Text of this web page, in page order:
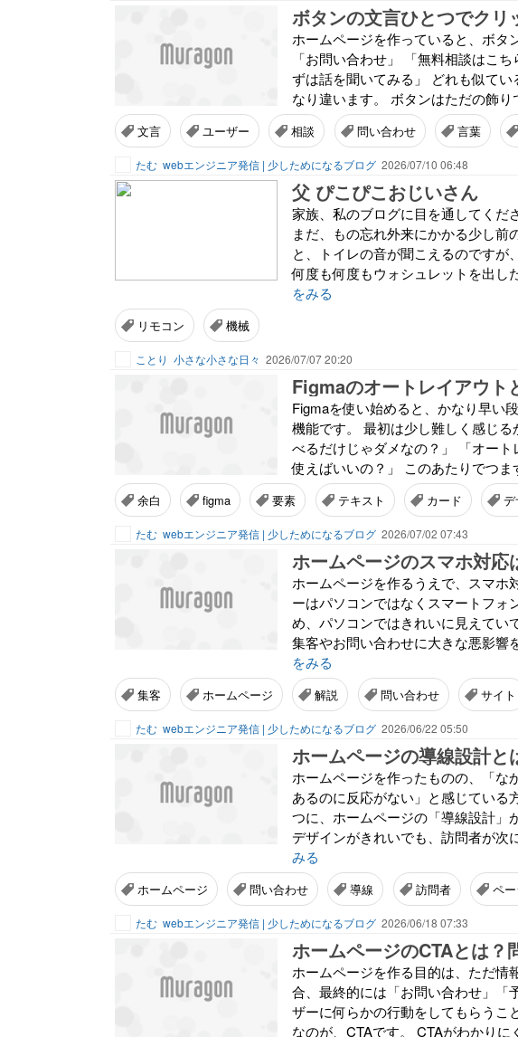
ボタンの文言ひとつでクリ
ホームページを作っていると、ボタ
「お問い合わせ」 「無料相談はこ
ずは話を聞いてみる」 どれも似て
なり違います。 ボタンはただの飾
文言 ユーザー 相談 問い合わせ 言葉
たむ webエンジニア発信 | 少しためになるブログ 2026/07/10 06:48
父 ぴこぴこおじいさん
家族、私のブログに目を通してくだ
まだ、もの忘れ外来にかかる少し前
と、トイレの音が聞こえるのです
何度も何度もウォシュレットを出し
をみる
リモコン 機械
ことり 小さな小さな日々 2026/07/07 20:20
Figmaのオートレイアウト
Figmaを使い始めると、かなり早い
機能です。 最初は少し難しく感じ
べるだけじゃダメなの？」 「オー
使えばいいの？」 このあたりでつ
余白 figma 要素 テキスト カード デ
たむ webエンジニア発信 | 少しためになるブログ 2026/07/02 07:43
ホームページを作るうえで、スマホ
ーはパソコンではなくスマートフォ
め、パソコンではきれいに見えてい
集客やお問い合わせに大きな悪影響
をみる
集客 ホームページ 解説 問い合わせ サイト
たむ webエンジニア発信 | 少しためになるブログ 2026/06/22 05:50
ホームページを作ったものの、「な
あるのに反応がない」と感じている
つに、ホームページの「導線設計」
デザインがきれいでも、訪問者が次
みる
ホームページ 問い合わせ 導線 訪問者 ペ
たむ webエンジニア発信 | 少しためになるブログ 2026/06/18 07:33
ホームページを作る目的は、ただ情
合、最終的には「お問い合わせ」「
ザーに何らかの行動をしてもらうこ
なのが、CTAです。 CTAがわかり